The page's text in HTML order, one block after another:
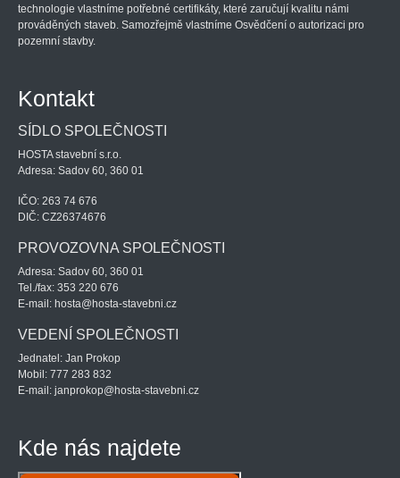
technologie vlastníme potřebné certifikáty, které zaručují kvalitu námi
prováděných staveb. Samozřejmě vlastníme Osvědčení o autorizaci pro
pozemní stavby.
Kontakt
SÍDLO SPOLEČNOSTI
HOSTA stavební s.r.o.
Adresa: Sadov 60, 360 01
IČO: 263 74 676
DIČ: CZ26374676
PROVOZOVNA SPOLEČNOSTI
Adresa: Sadov 60, 360 01
Tel./fax: 353 220 676
E-mail: hosta@hosta-stavebni.cz
VEDENÍ SPOLEČNOSTI
Jednatel: Jan Prokop
Mobil: 777 283 832
E-mail: janprokop@hosta-stavebni.cz
Kde nás najdete